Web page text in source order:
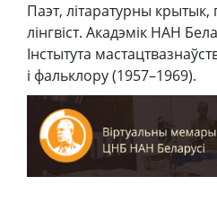
Паэт, літаратурны
лінгвіст. Акадэмік НАН
Інстытута
і фальклору (1957–1969).